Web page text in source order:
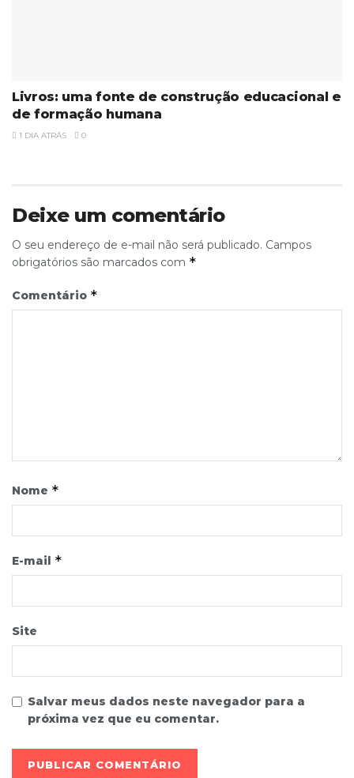
Livros: uma fonte de construção educacional e
de formação humana
1 DIA ATRÁS 0
Deixe um comentário
O seu endereço de e-mail não será publicado. Campos
obrigatórios são marcados com *
Comentário *
Nome *
E-mail *
Site
Salvar meus dados neste navegador para a
próxima vez que eu comentar.